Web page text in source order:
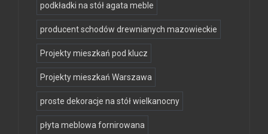
podkładki na stół agata meble
producent schodów drewnianych mazowieckie
Projekty mieszkań pod klucz
Projekty mieszkań Warszawa
proste dekoracje na stół wielkanocny
płyta meblowa fornirowana